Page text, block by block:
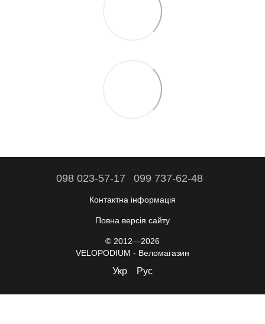
098 023-57-17 099 737-62-48
Контактна інформація
Повна версія сайту
© 2012—2026
VELOPODIUM - Веломагазин
Укр Рус